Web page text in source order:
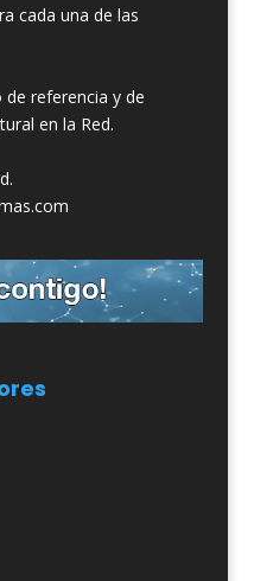
cada una de las
referencia y de
en la Red.